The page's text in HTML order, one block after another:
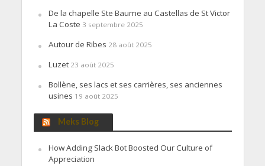
De la chapelle Ste Baume au Castellas de St Victor
La Coste 3 septembre 2025
Autour de Ribes 28 août 2025
Luzet 23 août 2025
Bollène, ses lacs et ses carrières, ses anciennes
usines 19 août 2025
Meks Blog
How Adding Slack Bot Boosted Our Culture of
Appreciation